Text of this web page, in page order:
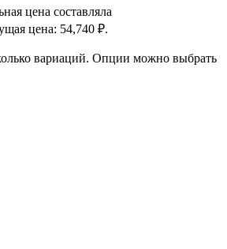
цена составляла
цена: 54,740 ₽.
вариаций. Опции можно выбрать